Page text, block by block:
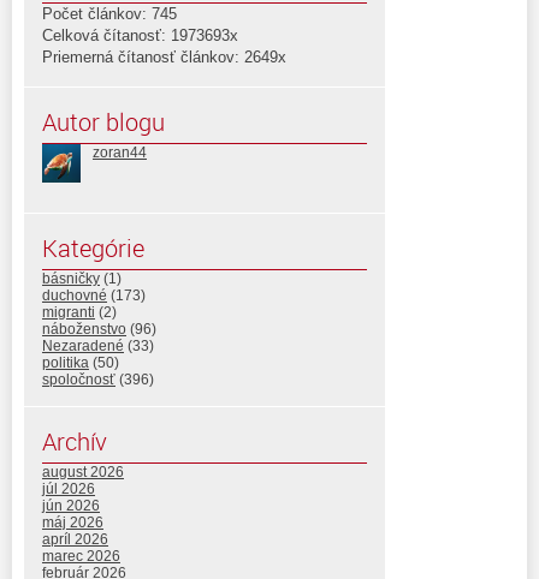
Počet článkov: 745
Celková čítanosť: 1973693x
Priemerná čítanosť článkov: 2649x
Autor blogu
zoran44
Kategórie
básničky (1)
duchovné (173)
migranti (2)
náboženstvo (96)
Nezaradené (33)
politika (50)
spoločnosť (396)
Archív
august 2026
júl 2026
jún 2026
máj 2026
apríl 2026
marec 2026
február 2026